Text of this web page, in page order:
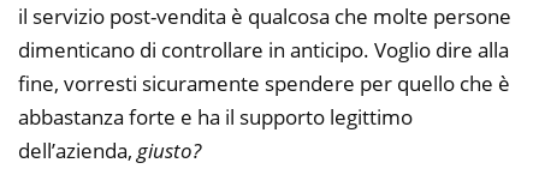
il servizio post-vendita è qualcosa che molte persone
dimenticano di controllare in anticipo. Voglio dire alla
fine, vorresti sicuramente spendere per quello che è
abbastanza forte e ha il supporto legittimo
dell’azienda, giusto?